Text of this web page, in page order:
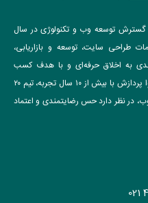
گسترش توسعه وب و تکنولوژی در سال
طراحی سایت، توسعه و بازاریابی،
به اخلاق حرفه‌ای و با هدف کسب
رضایت مشتریان خود فعالیت می‌کند. پیام آوا پردازش با بیش از ۱۰ سال تجربه، تیم ۲۰
وب، در نظر دارد حس رضایتمندی و اعتماد
021